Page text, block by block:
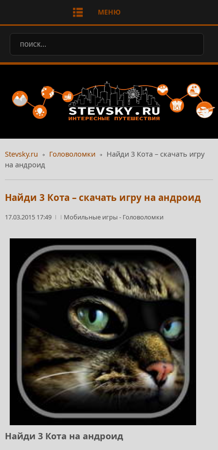
МЕНЮ
Stevsky.ru Головоломки
Найди 3 Кота – скачать игру
на андроид
Найди 3 Кота – скачать игру на андроид
17.03.2015 17:49 Мобильные игры - Головоломки
Найди 3 Кота на андроид